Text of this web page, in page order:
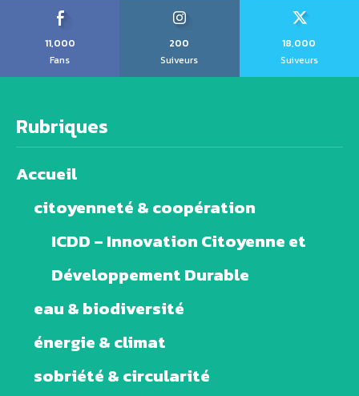
11,000
Fans
200
Suiveurs
18,000
Suiveurs
Rubriques
Accueil
citoyenneté & coopération
ICDD – Innovation Citoyenne et
Développement Durable
eau & biodiversité
énergie & climat
sobriété & circularité